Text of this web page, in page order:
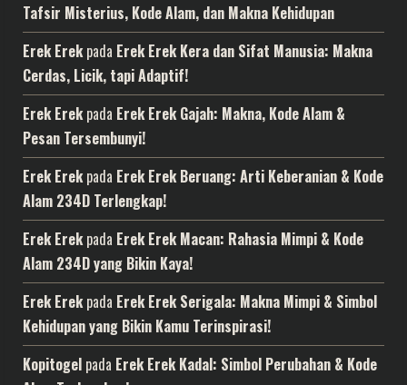
Tafsir Misterius, Kode Alam, dan Makna Kehidupan
Erek Erekpada Erek Erek Kera dan Sifat Manusia: Makna
Cerdas, Licik, tapi Adaptif!
Erek Erekpada Erek Erek Gajah: Makna, Kode Alam &
Pesan Tersembunyi!
Erek Erekpada Erek Erek Beruang: Arti Keberanian & Kode
Alam 234D Terlengkap!
Erek Erekpada Erek Erek Macan: Rahasia Mimpi & Kode
Alam 234D yang Bikin Kaya!
Erek Erekpada Erek Erek Serigala: Makna Mimpi & Simbol
Kehidupan yang Bikin Kamu Terinspirasi!
Kopitogel pada Erek Erek Kadal: Simbol Perubahan & Kode